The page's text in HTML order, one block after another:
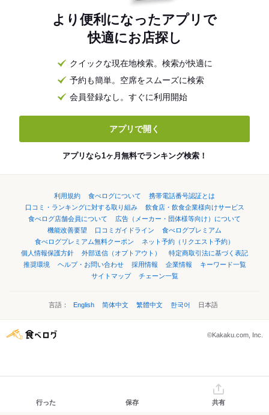
より便利になったアプリで
快適にお店探し
クイックな現在地検索。検索が快適に
予約も簡単。空席をスムーズに検索
会員登録なし。すぐに利用開始
アプリで開く
アプリなら1ヶ月無料でランキング検索！
利用規約 食べログについて
携帯電話番号認証とは
口コミ・ランキングに対する取り組み
飲食店・飲食企業様向けサービス
食べログ店舗会員について
広告（メーカー・団体様等向け）について
機能改善要望
口コミガイドライン
食べログプレミアム
食べログプレミアム無料クーポン
ネット予約（リクエスト予約）
個人情報保護方針
外部送信（オプトアウト）
特定商取引法に基づく表記
推奨環境
ヘルプ・お問い合わせ 採用情報 企業情報
キーワード一覧
サイトマップ
チェーン一覧
言語： English 简体中文 繁體中文 한국어 日本語
©Kakaku.com, Inc.
行った 保存 共有